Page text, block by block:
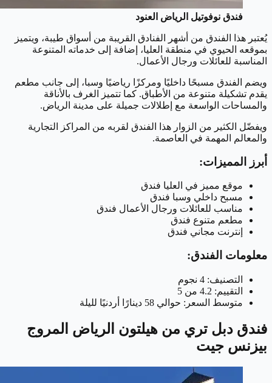
فندق نوفوتيل الرياض العنود
يُعتبر هذا الفندق من أشهر الفنادق القريبة من أسواق طيبة، ويتميز
بموقعه الحيوي في منطقة العليا، إضافة إلى خدماته المتنوعة
المناسبة للعائلات ورجال الأعمال.
ويضم الفندق مسبحًا داخليًا ومركزًا رياضيًا وسبا، إلى جانب مطعم
يقدم تشكيلة متنوعة من الأطباق. كما تتميز الغرف بالأناقة
والمساحات الواسعة مع إطلالات جميلة على مدينة الرياض.
ويفضّل الكثير من الزوار هذا الفندق لقربه من المراكز التجارية
والمعالم المهمة في العاصمة.
أبرز المميزات:
موقع مميز في العليا فندق
مسبح داخلي وسبا فندق
مناسب للعائلات ورجال الأعمال فندق
مطعم متنوع فندق
إنترنت مجاني فندق
معلومات الفندق:
التصنيف: 4 نجوم
التقييم: 4.2 من 5
متوسط السعر: حوالي 58 دينارًا أردنيًا لليلة
فندق دبل تري من هيلتون الرياض المروج
بيزنس جيت